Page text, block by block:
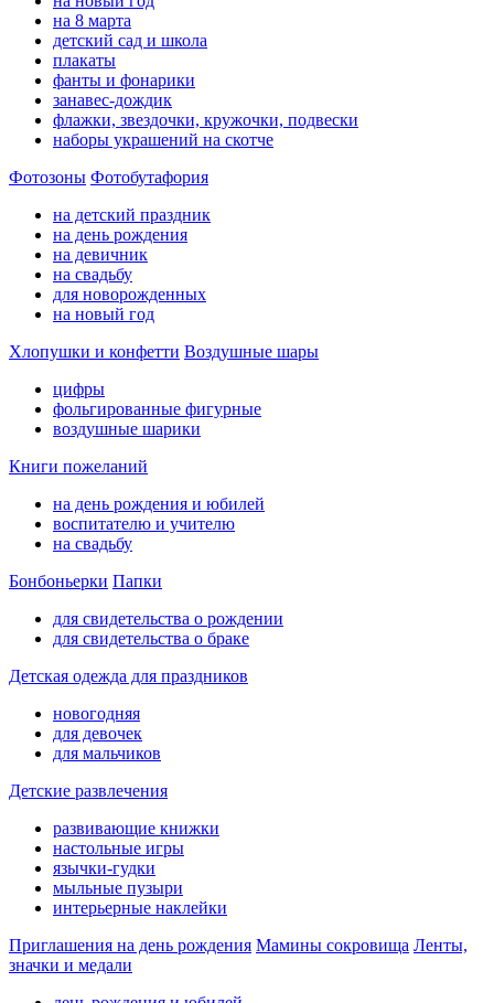
на 8 марта
детский сад и школа
плакаты
фанты и фонарики
занавес-дождик
флажки, звездочки, кружочки, подвески
наборы украшений на скотче
Фотозоны Фотобутафория
на детский праздник
на день рождения
на девичник
на свадьбу
для новорожденных
на новый год
Хлопушки и конфетти Воздушные шары
цифры
фольгированные фигурные
воздушные шарики
Книги пожеланий
на день рождения и юбилей
воспитателю и учителю
на свадьбу
Бонбоньерки Папки
для свидетельства о рождении
для свидетельства о браке
Детская одежда для праздников
новогодняя
для девочек
для мальчиков
Детские развлечения
развивающие книжки
настольные игры
язычки-гудки
мыльные пузыри
интерьерные наклейки
Приглашения на день рождения Мамины сокровища Ленты,
значки и медали